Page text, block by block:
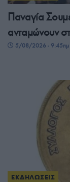
Παναγία
ανταμώνουν
5/08/2026 - 9:45πμ
ΕΚΔΗΛΩΣΕΙΣ